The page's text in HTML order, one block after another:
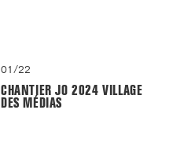
01/22
CHANTIER JO 2024 VILLAGE
DES MÉDIAS